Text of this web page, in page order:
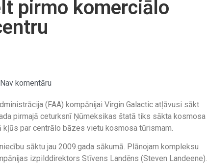
pirmo komerciālo
Nav komentāru
(FAA) kompānijai Virgin Galactic atļāvusi sākt
pirmajā ceturksnī Ņūmeksikas štatā tiks sākta kosmosa
par centrālo bāzes vietu kosmosa tūrismam.
sāktu jau 2009.gada sākumā. Plānojam kompleksu
izpilddirektors Stīvens Landēns (Steven Landeene).